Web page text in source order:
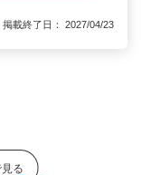
載終了日： 2027/04/23